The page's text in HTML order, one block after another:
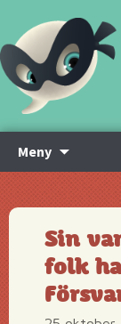
Meny
innehåll
Sin
folk